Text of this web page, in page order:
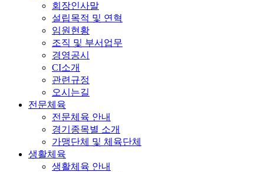
회장인사말
설립목적 및 연혁
임원현황
조직 및 부서업무
경영공시
CI소개
관련규정
오시는길
전문체육
전문체육 안내
경기종목별 소개
가맹단체 및 체육단체
생활체육
생활체육 안내